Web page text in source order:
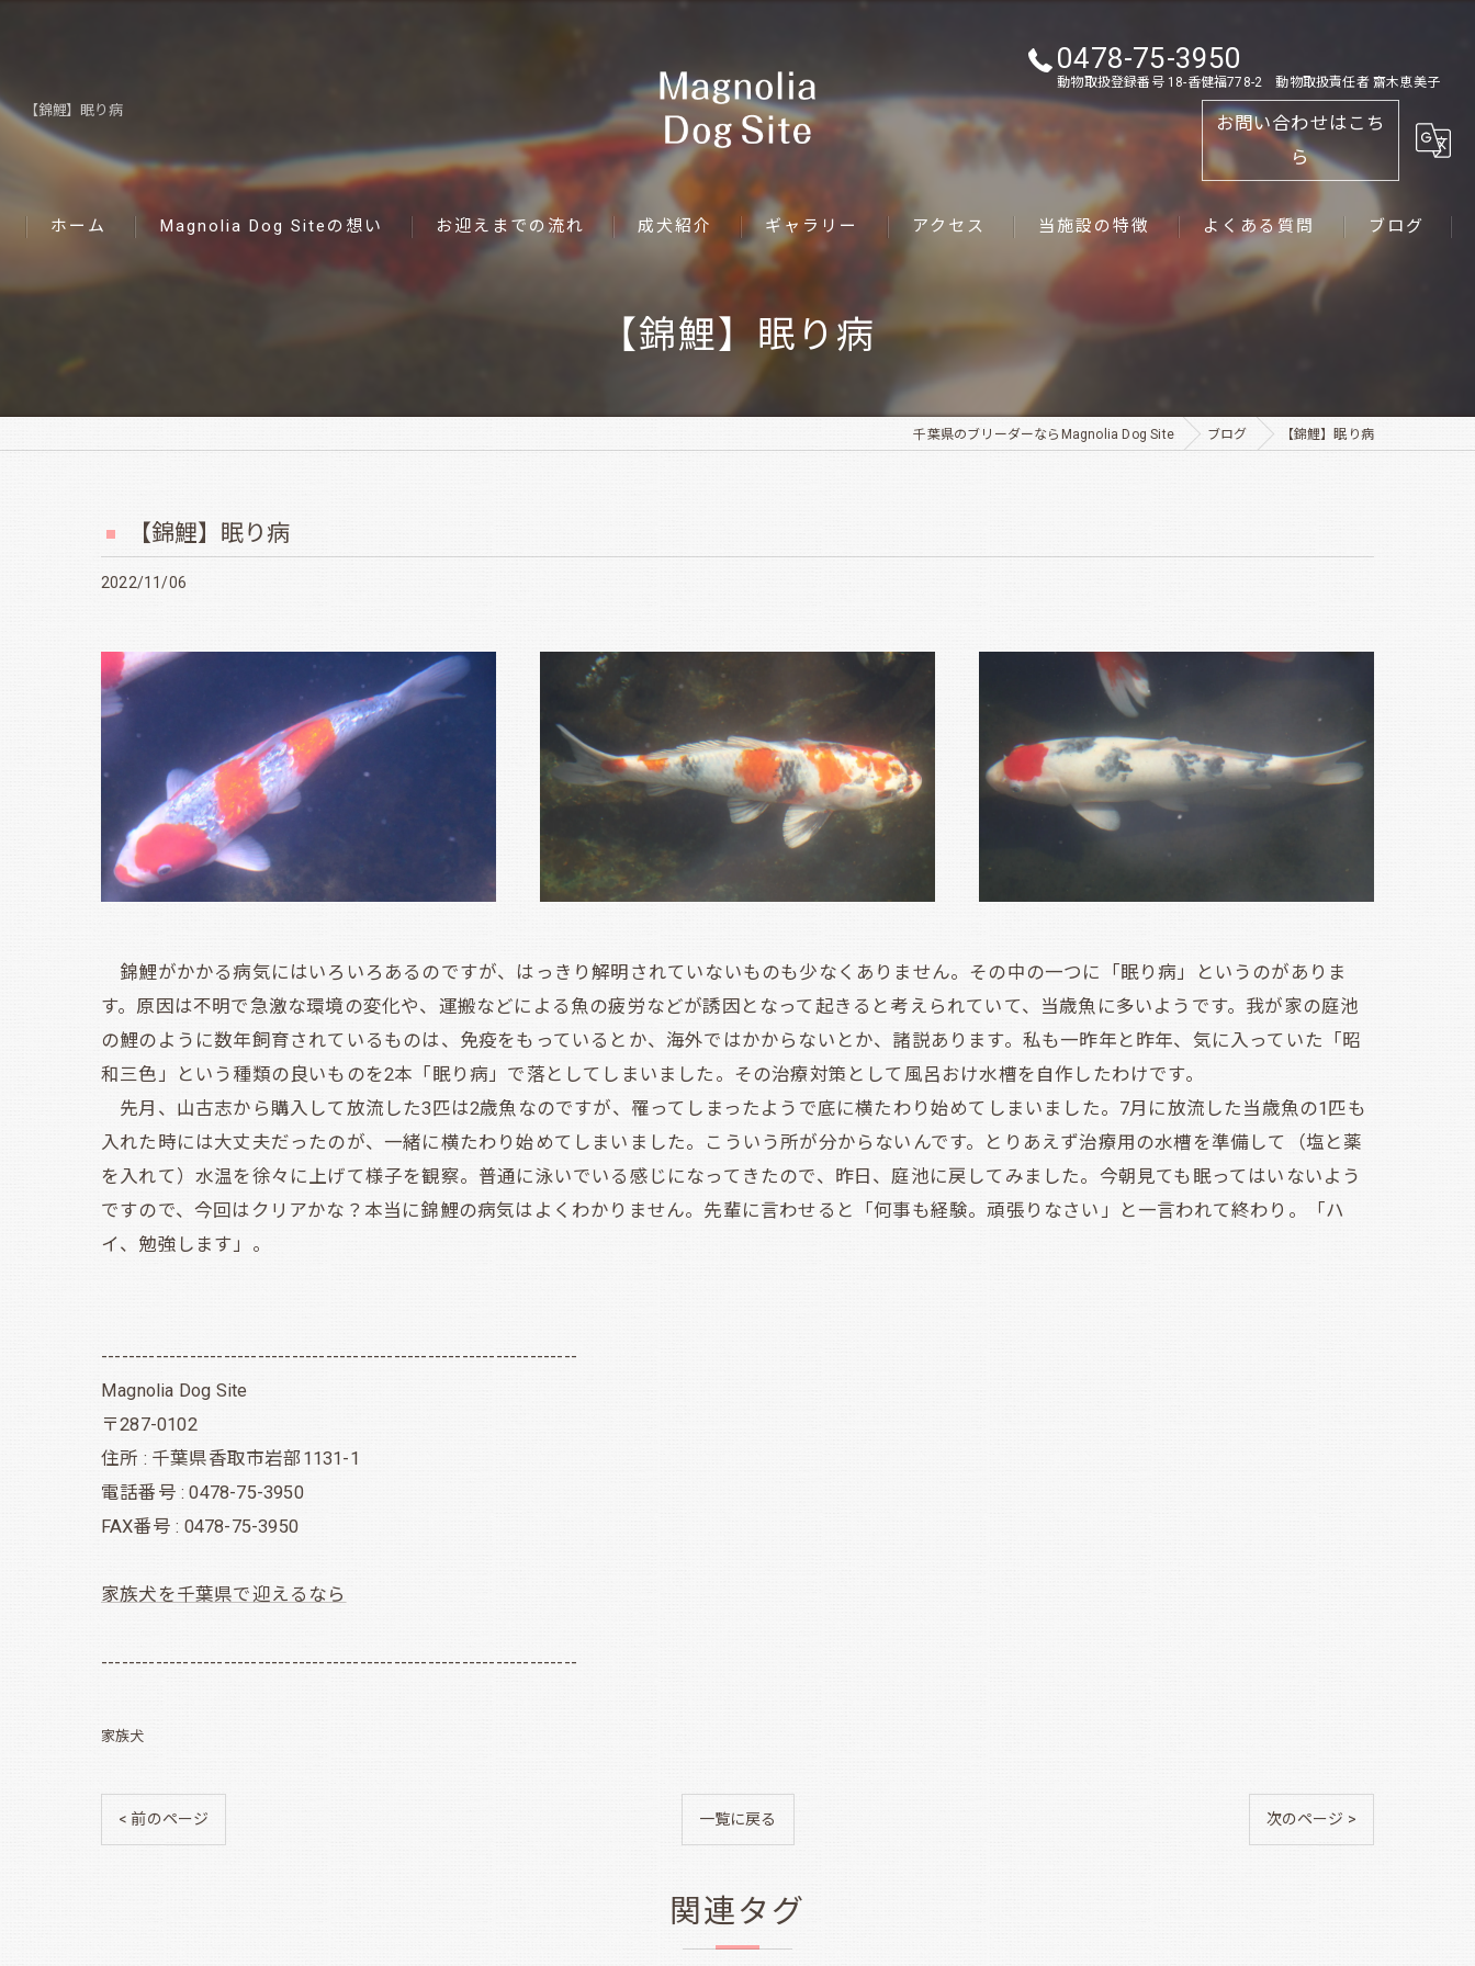
【錦鯉】眠り病
0478-75-3950
動物取扱登録番号 18-香健福778-2 動物取扱責任者 齋木恵美子
お問い合わせはこち
ら
ホーム Magnolia Dog Siteの想い お迎えまでの流れ 成犬紹介 ギャラリー アクセス 当施設の特徴
ペット
犬舎
よくある質問 ブログ
【錦鯉】眠り病
千葉県のブリーダーならMagnolia Dog Site ブログ 【錦鯉】眠り病
【錦鯉】眠り病
2022/11/06
錦鯉がかかる病気にはいろいろあるのですが、はっきり解明されていないものも少なくありません。その中の一つに「眠り病」というのがありま
す。原因は不明で急激な環境の変化や、運搬などによる魚の疲労などが誘因となって起きると考えられていて、当歳魚に多いようです。我が家の庭池
の鯉のように数年飼育されているものは、免疫をもっているとか、海外ではかからないとか、諸説あります。私も一昨年と昨年、気に入っていた「昭
和三色」という種類の良いものを2本「眠り病」で落としてしまいました。その治療対策として風呂おけ水槽を自作したわけです。
先月、山古志から購入して放流した3匹は2歳魚なのですが、罹ってしまったようで底に横たわり始めてしまいました。7月に放流した当歳魚の1匹も
入れた時には大丈夫だったのが、一緒に横たわり始めてしまいました。こういう所が分からないんです。とりあえず治療用の水槽を準備して（塩と薬
を入れて）水温を徐々に上げて様子を観察。普通に泳いでいる感じになってきたので、昨日、庭池に戻してみました。今朝見ても眠ってはいないよう
ですので、今回はクリアかな？本当に錦鯉の病気はよくわかりません。先輩に言わせると「何事も経験。頑張りなさい」と一言われて終わり。「ハ
イ、勉強します」。
----------------------------------------------------------------------
Magnolia Dog Site
〒287-0102
住所 : 千葉県香取市岩部1131-1
電話番号 : 0478-75-3950
FAX番号 : 0478-75-3950
家族犬を千葉県で迎えるなら
----------------------------------------------------------------------
家族犬
< 前のページ 一覧に戻る 次のページ >
関連タグ